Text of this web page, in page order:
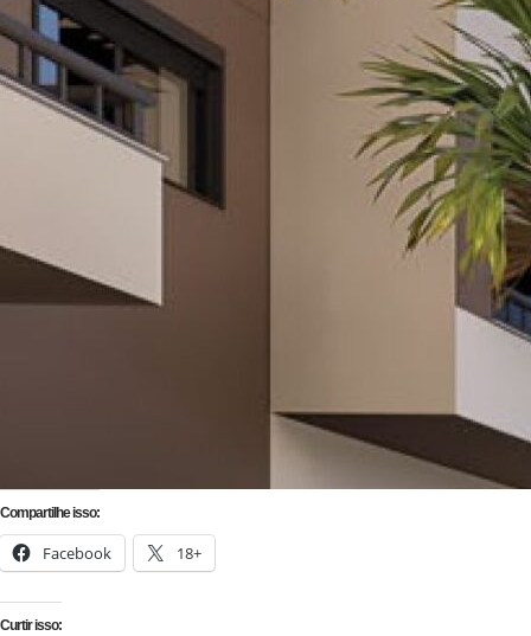
Compartilhe isso:
Facebook 18+
Curtir isso: